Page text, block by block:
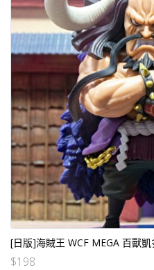
[日版]海賊王 WCF MEGA 百獸凱
$198